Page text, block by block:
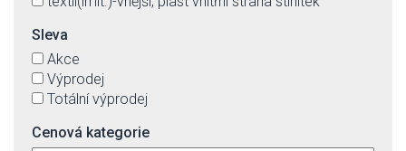
Sleva
Akce
Výprodej
Totální výprodej
Cenová kategorie